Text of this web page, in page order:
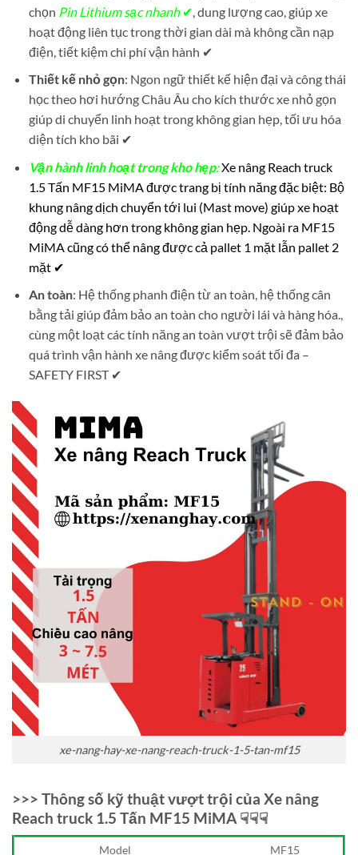
chọn Pin Lithium sạc nhanh✔ , dung lượng cao, giúp xe
hoạt động liên tục trong thời gian dài mà không cần nạp
điện, tiết kiệm chi phí vận hành ✔
Thiết kế nhỏ gọn: Ngon ngữ thiết kế hiện đại và công thái
học theo hơi hướng Châu Âu cho kích thước xe nhỏ gọn
giúp di chuyển linh hoạt trong không gian hẹp, tối ưu hóa
diện tích kho bãi ✔
Vận hành linh hoạt trong kho hẹp:Xe nâng Reach truck
1.5 Tấn MF15 MiMA được trang bị tính năng đặc biệt: Bộ
khung nâng dịch chuyển tới lui (Mast move) giúp xe hoạt
động dễ dàng hơn trong không gian hẹp. Ngoài ra MF15
MiMA cũng có thể nâng được cả pallet 1 mặt lẫn pallet 2
mặt ✔
An toàn: Hệ thống phanh điện từ an toàn, hệ thống cân
bằng tải giúp đảm bảo an toàn cho người lái và hàng hóa.,
cùng một loạt các tính năng an toàn vượt trội sẽ đảm bảo
quá trình vận hành xe nâng được kiểm soát tối đa –
SAFETY FIRST ✔
xe-nang-hay-xe-nang-reach-truck-1-5-tan-mf15
>>> Thông số kỹ thuật vượt trội của Xe nâng
Reach truck 1.5 Tấn MF15 MiMA ☟☟☟
Model MF15